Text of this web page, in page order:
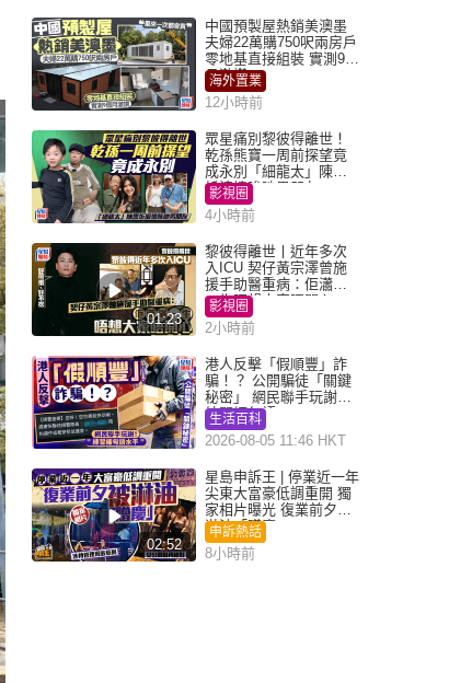
中國預製屋熱銷美澳墨
夫婦22萬購750呎兩房戶
零地基直接組裝 實測9個
月激讚
海外置業
12小時前
眾星痛別黎彼得離世！
乾孫熊寶一周前探望竟
成永別「細龍太」陳思
圻淚憶唉吔男朋友
影視圈
4小時前
01:23
黎彼得離世丨近年多次
入ICU 契仔黃宗澤曾施
援手助醫重病：佢瀟灑
一生唔想大家唔開心
影視圈
2小時前
港人反擊「假順豐」詐
騙！？ 公開騙徒「關鍵
秘密」 網民聯手玩謝：
練習緬甸語
生活百科
2026-08-05 11:46 HKT
02:52
星島申訴王 | 停業近一年
尖東大富豪低調重開 獨
家相片曝光 復業前夕被
淋油「贈慶」
申訴熱話
8小時前